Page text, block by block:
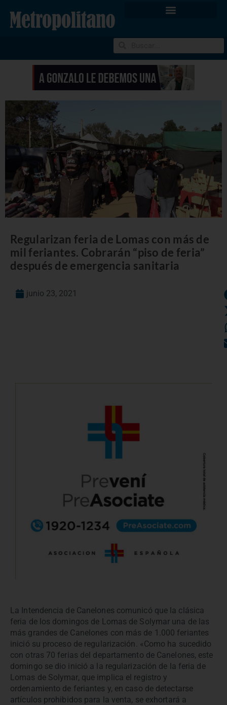
Regularizan feria de Lomas con más de
mil feriantes. Cobrarán “piso de feria”
después de emergencia sanitaria
junio 23, 2021
La Intendencia de Canelones comunicó que la clásica
feria de los domingos de Lomas de Solymar una de las
más grandes de Canelones con más de 1.000 feriantes
inició su proceso de regularización. «Como ha sucedido
con otras 70 ferias del departamento de Canelones, este
domingo se dio inició a la regularización de la feria de
Lomas de Solymar, que implica el registro y
ordenamiento de feriantes y, en caso de detectarse
artículos prohibidos para la venta, se exhortará a